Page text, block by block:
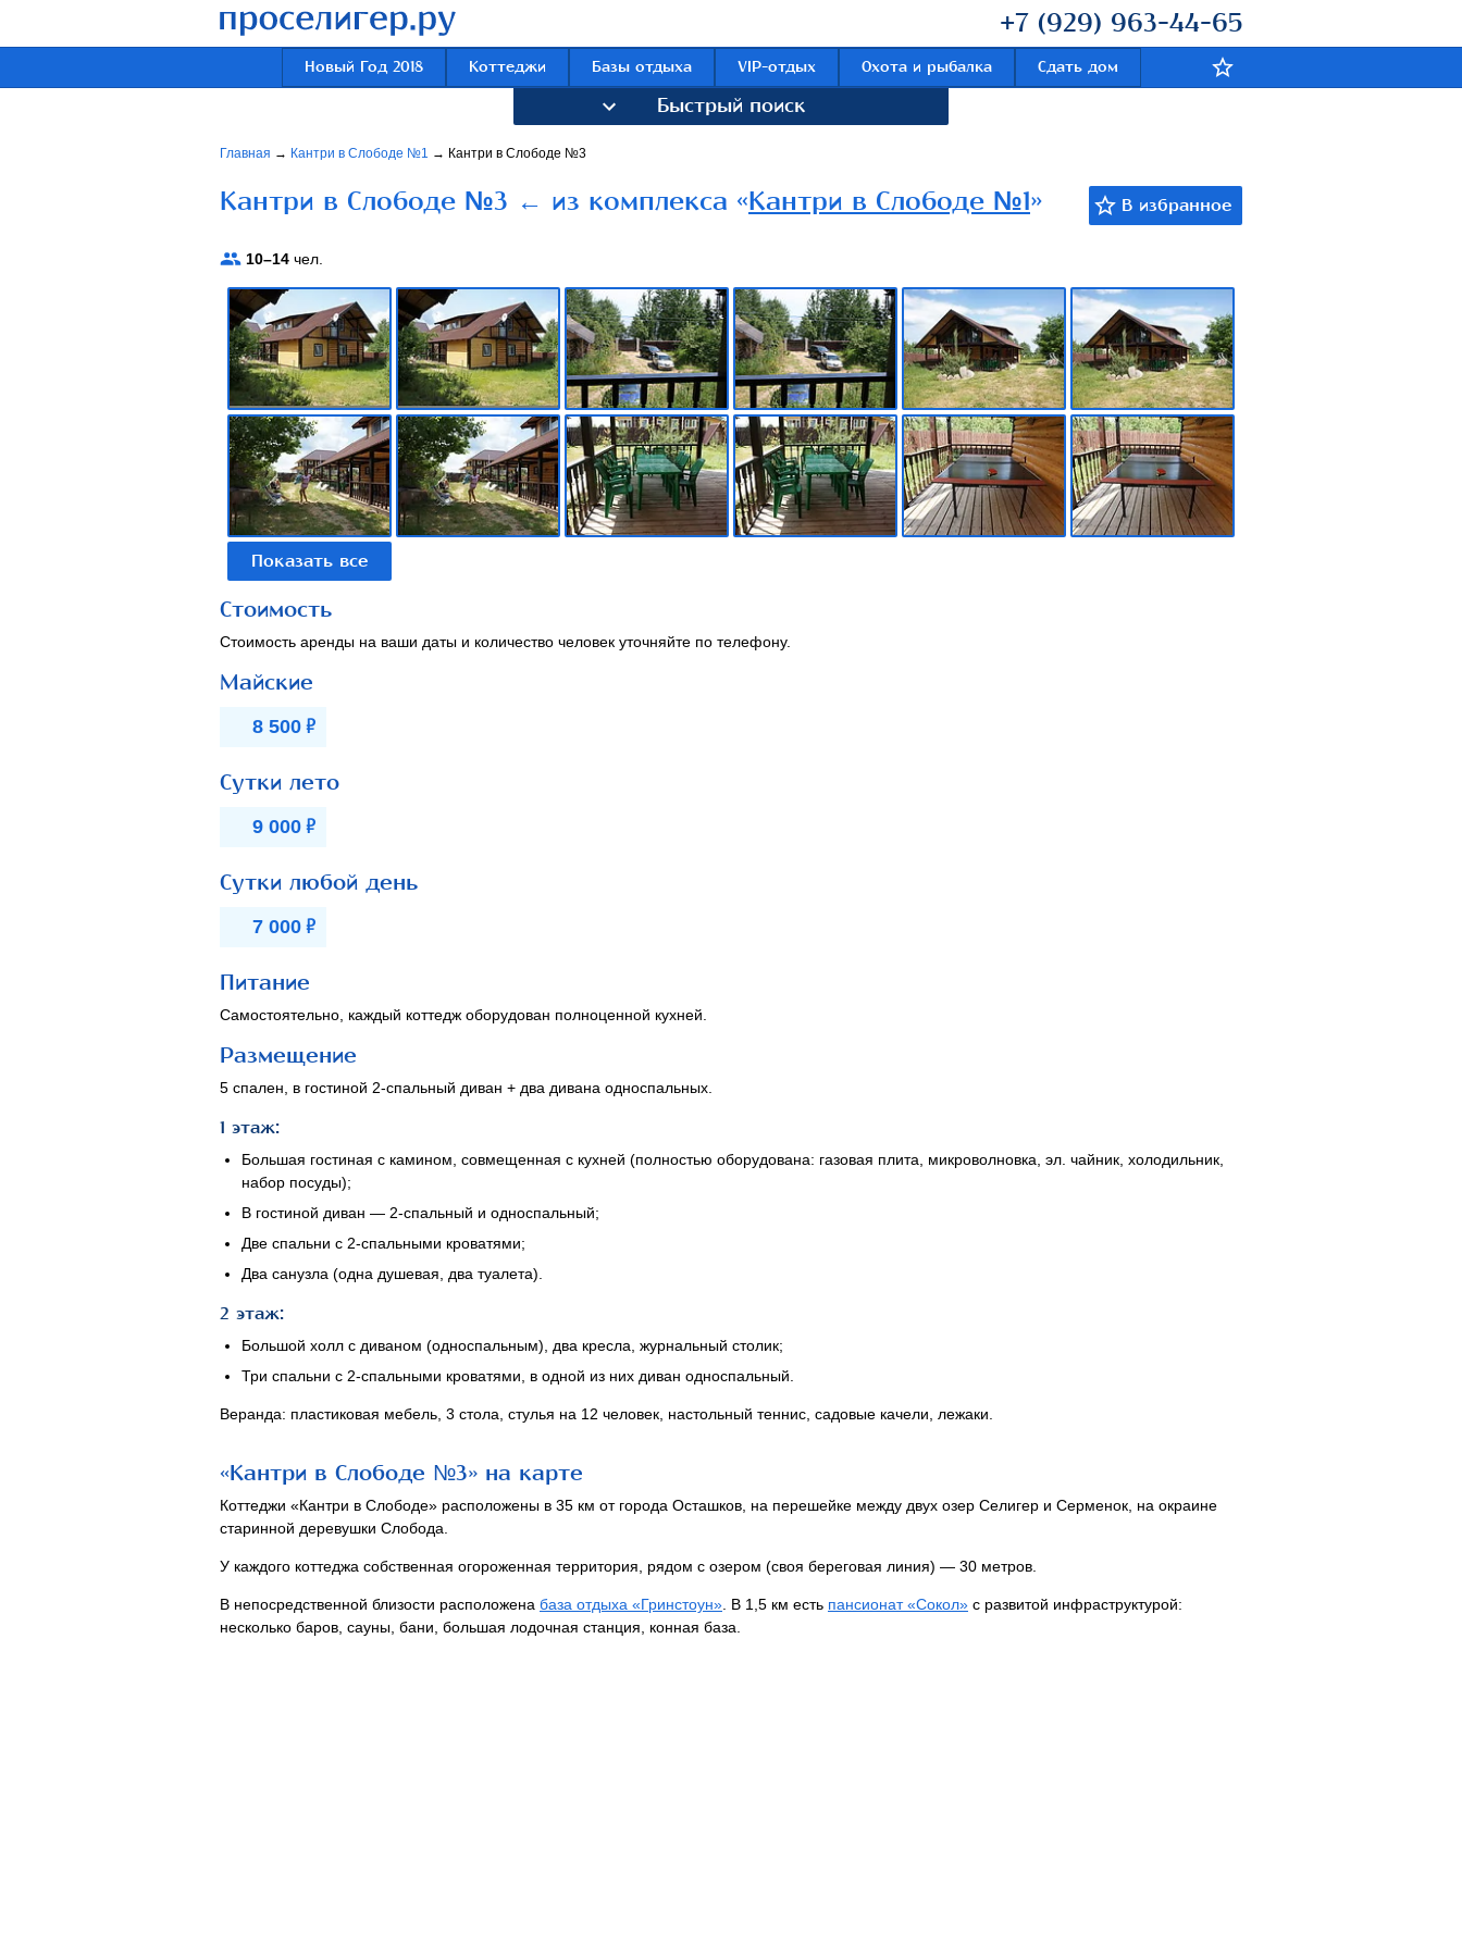
+7 (929) 963-44-65
Новый Год 2018 Коттеджи Базы отдыха VIP-отдых Охота и рыбалка Сдать дом
Быстрый поиск
Главная → Кантри в Слободе №1 → Кантри в Слободе №3
Кантри в Слободе №3 ← из комплекса «Кантри в Слободе №1»
10–14 чел.
Стоимость
Стоимость аренды на ваши даты и количество человек уточняйте по телефону.
Майские
8 500 Р
Сутки лето
9 000 Р
Сутки любой день
7 000 Р
Питание
Самостоятельно, каждый коттедж оборудован полноценной кухней.
Размещение
5 спален, в гостиной 2-спальный диван + два дивана односпальных.
1 этаж:
Большая гостиная с камином, совмещенная с кухней (полностью оборудована: газовая плита, микроволновка, эл. чайник, холодильник,
набор посуды);
В гостиной диван — 2-спальный и односпальный;
Две спальни с 2-спальными кроватями;
Два санузла (одна душевая, два туалета).
2 этаж:
Большой холл с диваном (односпальным), два кресла, журнальный столик;
Три спальни с 2-спальными кроватями, в одной из них диван односпальный.
Веранда: пластиковая мебель, 3 стола, стулья на 12 человек, настольный теннис, садовые качели, лежаки.
«Кантри в Слободе №3» на карте
Коттеджи «Кантри в Слободе» расположены в 35 км от города Осташков, на перешейке между двух озер Селигер и Серменок, на окраине
старинной деревушки Слобода.
У каждого коттеджа собственная огороженная территория, рядом с озером (своя береговая линия) — 30 метров.
В непосредственной близости расположена база отдыха «Гринстоун» . В 1,5 км есть пансионат «Сокол» с развитой инфраструктурой:
несколько баров, сауны, бани, большая лодочная станция, конная база.